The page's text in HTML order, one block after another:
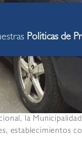
la
establecimientos
Politicas de